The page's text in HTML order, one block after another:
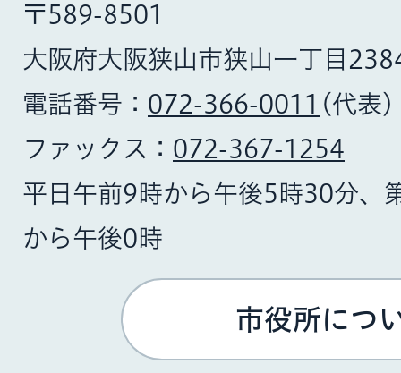
〒589-8501
大阪府大阪狭山市狭山一丁目
電話番号： 072-366-0011 (代表)
ファックス： 072-367-1254
平日午前9時から午後5時30分、
から午後0時
市役所につ